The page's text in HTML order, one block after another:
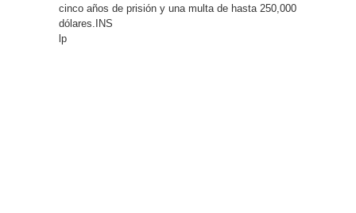
cinco años de prisión y una multa de hasta 250,000
dólares.INS
lp